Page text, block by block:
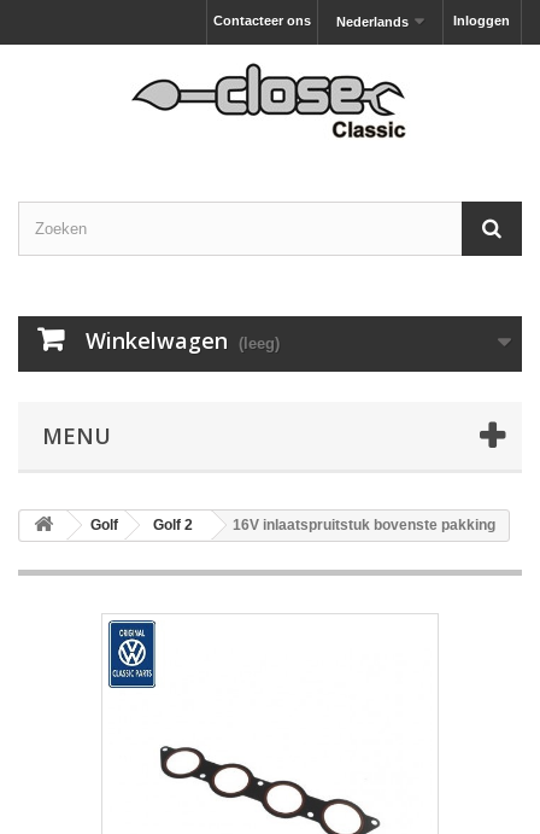
Inloggen
Nederlands
Contacteer ons
Winkelwagen (leeg)
MENU
Golf Golf 2 16V inlaatspruitstuk bovenste pakking